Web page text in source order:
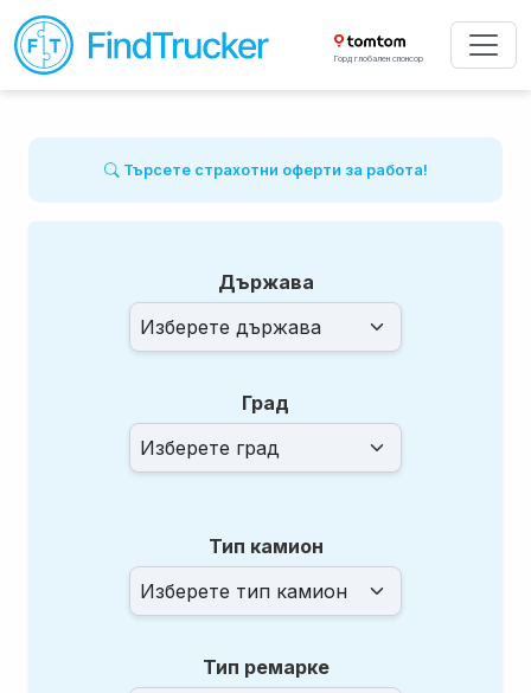
Горд глобален спонсор
Търсете страхотни оферти за работа!
Държава
Град
Тип камион
Тип ремарке